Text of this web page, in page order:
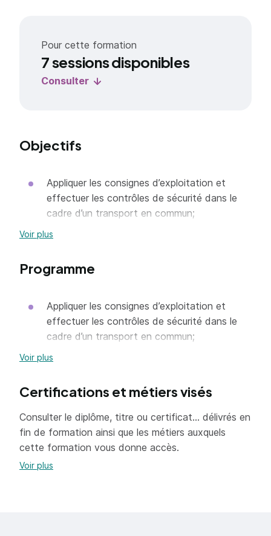
Pour cette formation
7 sessions disponibles
Consulter
Objectifs
Appliquer les consignes d’exploitation et
effectuer les contrôles de sécurité dans le
cadre d’un transport en commun;
Conduire et manœuvrer en sécurité tout type
Accueillir et renseigner la clientèle dans le
Assurer les prestations commerciales de
l’entreprise dans le cadre d’un transport en
commun.
Voir plus
Programme
Appliquer les consignes d’exploitation et
effectuer les contrôles de sécurité dans le
cadre d’un transport en commun;
Conduire et manœuvrer en sécurité tout type
Accueillir et renseigner la clientèle dans le
Assurer les prestations commerciales de
l’entreprise dans le cadre d’un transport en
commun.
Voir plus
Certifications et métiers visés
Consulter le diplôme, titre ou certificat... délivrés en
fin de formation ainsi que les métiers auxquels
cette formation vous donne accès.
Voir plus